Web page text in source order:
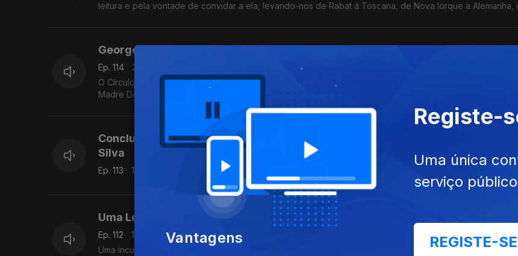
leitura e pela vontade de convidar a ela, levando-nos de Rabat à Toscana, de Nova Iorque à Alemanha,
Georges Simenon: da obsessão por um vestido vermelho
Ep. 114
22 jun. 2026
O Círculo dos Mahé e A Casa dos Krull, dois roman dur de Georges Simenon na conversa de Luís
Madre Deus, editor da Cavalo de Ferro.
Conclusão da conversa sobre o livro Uma Longa Viagem com Lídia Jorge, de
Silva
Ep. 113 19 jun. 2026
Uma Longa Viagem com Lídia Jorge, de João Céu e Silva
Ep. 112
18 jun. 2026
Uma incursão que ilumina o percurso da escritora, dando a conhecer aspectos da vida, permitindo
Vantagens
Registe-
Uma única
serviço
REGISTE-